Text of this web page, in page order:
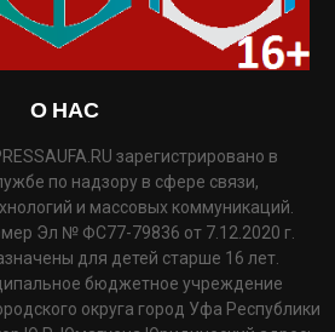
О НАС
зарегистрировано в
по надзору в сфере связи,
и массовых коммуникаций.
Эл № ФС77-79836 от 7.12.2020 г.
для детей старше 16 лет.
бюджетное учреждение
округа город Уфа Республики